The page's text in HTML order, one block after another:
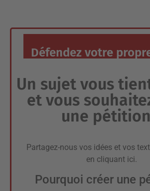
Défendez votre
Un sujet vous
et vous
une
Partagez-nous vos idées et vos
en cliquant ici.
Pourquoi créer une